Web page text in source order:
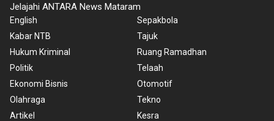
Jelajahi ANTARA News Mataram
English
Kabar NTB
Hukum Kriminal
Politik
Ekonomi Bisnis
Olahraga
Artikel
Sepakbola
Tajuk
Ruang Ramadhan
Telaah
Otomotif
Tekno
Kesra